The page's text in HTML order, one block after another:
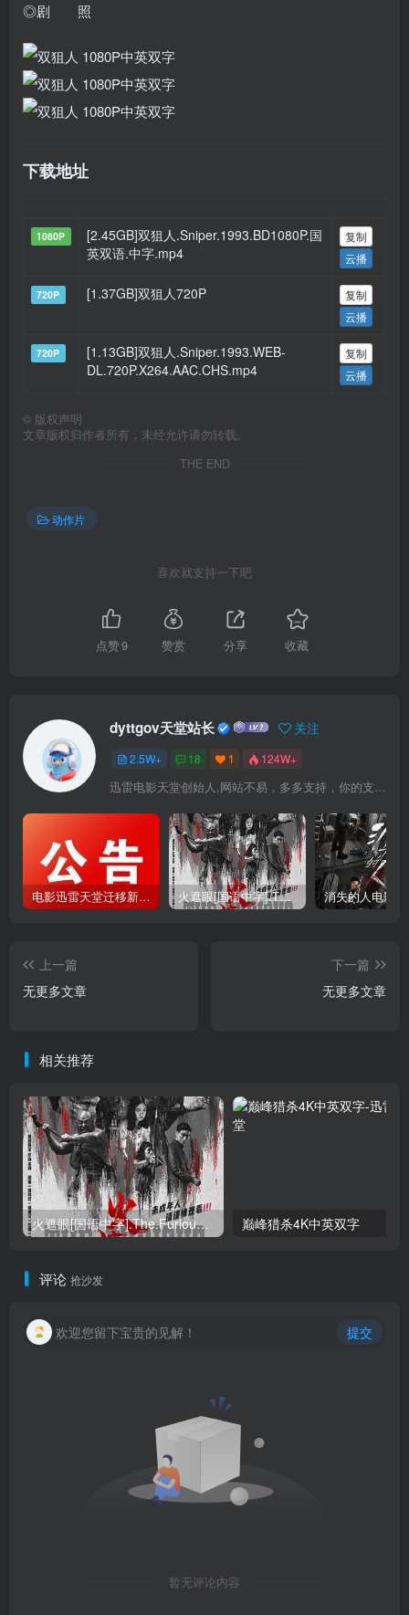
◎剧 照
下载地址
1080P
[2.45GB]双狙人.Sniper.1993.BD1080P.国
英双语.中字.mp4
复制
云播
720P [1.37GB]双狙人720P
复制
云播
720P
[1.13GB]双狙人.Sniper.1993.WEB-
DL.720P.X264.AAC.CHS.mp4
复制
云播
© 版权声明
文章版权归作者所有，未经允许请勿转载。
THE END
动作片
喜欢就支持一下吧
点赞9 赞赏 分享 收藏
dyttgov天堂站长 关注
2.5W+ 18 1 124W+
迅雷电影天堂创始人,网站不易，多多支持，你的支持，是我前进的动力！
电影迅雷天堂迁移新服务器,正常更新，维护完毕! 火遮眼[国语中字].The.Furious.2026.1080p+2160p高清下载
上一篇
无更多文章
下一篇
无更多文章
相关推荐
火遮眼[国语中字].The.Furious.2026.1080p+2160p高清下载 巅峰猎杀4K中英双字
评论 抢沙发
欢迎您留下宝贵的见解！ 提交
暂无评论内容